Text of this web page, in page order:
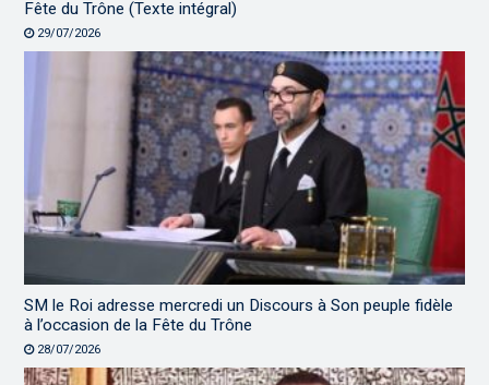
Fête du Trône (Texte intégral)
29/07/2026
SM le Roi adresse mercredi un Discours à Son peuple fidèle
à l’occasion de la Fête du Trône
28/07/2026